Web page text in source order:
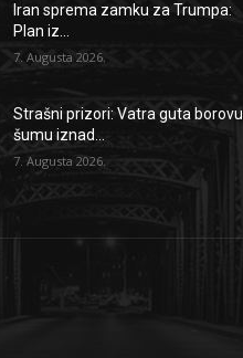
Iran sprema zamku za Trumpa:
Plan iz...
7. Augusta 2026.
Strašni prizori: Vatra guta borovu
šumu iznad...
7. Augusta 2026.